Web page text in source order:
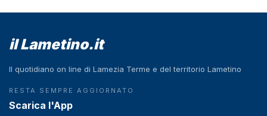
il Lametino.it
Il quotidiano on line di Lamezia Terme e del territorio Lametino
RESTA SEMPRE AGGIORNATO
Scarica l'App